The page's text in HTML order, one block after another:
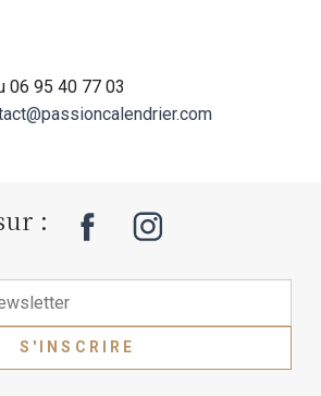
06 95 40 77 03
:
S'INSCRIRE